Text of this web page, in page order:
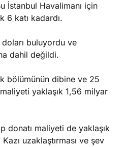
İstanbul Havalimanı için
6 katı kadardı.
buluyordu ve
dahil değildi.
bölümünün dibine ve 25
yaklaşık 1,56 milyar
donatı maliyeti de yaklaşık
uzaklaştırması ve şev